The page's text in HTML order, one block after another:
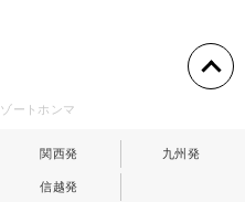
ートホンマ
関西発 九州発
信越発